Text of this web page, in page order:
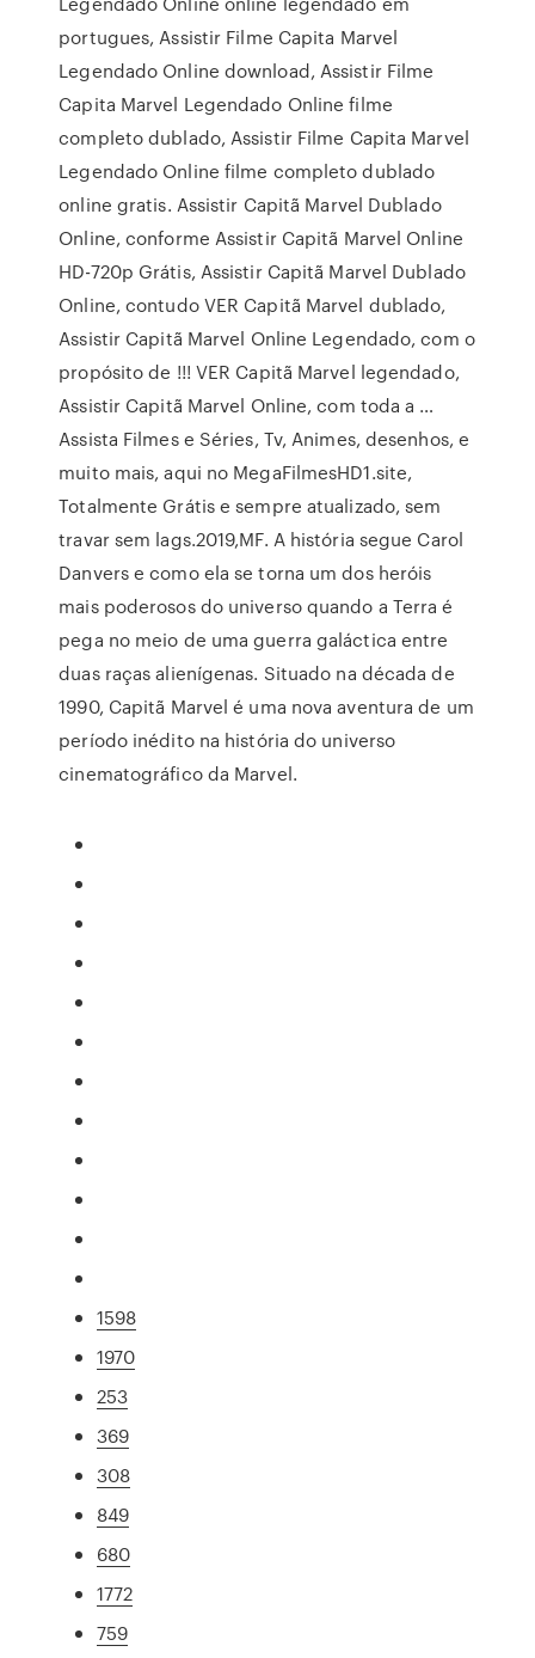
portugues, Assistir Filme Capita Marvel
Legendado Online download, Assistir Filme
Capita Marvel Legendado Online filme
completo dublado, Assistir Filme Capita Marvel
Legendado Online filme completo dublado
online gratis. Assistir Capitã Marvel Dublado
Online, conforme Assistir Capitã Marvel Online
HD-720p Grátis, Assistir Capitã Marvel Dublado
Online, contudo VER Capitã Marvel dublado,
Assistir Capitã Marvel Online Legendado, com o
propósito de !!! VER Capitã Marvel legendado,
Assistir Capitã Marvel Online, com toda a …
Assista Filmes e Séries, Tv, Animes, desenhos, e
muito mais, aqui no MegaFilmesHD1.site,
Totalmente Grátis e sempre atualizado, sem
travar sem lags.2019,MF. A história segue Carol
Danvers e como ela se torna um dos heróis
mais poderosos do universo quando a Terra é
pega no meio de uma guerra galáctica entre
duas raças alienígenas. Situado na década de
1990, Capitã Marvel é uma nova aventura de um
período inédito na história do universo
cinematográfico da Marvel.
1598
1970
253
369
308
849
680
1772
759